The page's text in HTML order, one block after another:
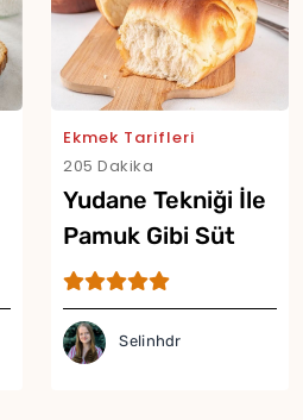
Ekmek Tarifleri
205 Dakika
Yudane Tekniği İle
Pamuk Gibi Süt
Ekmeği Tarifi
Selinhdr